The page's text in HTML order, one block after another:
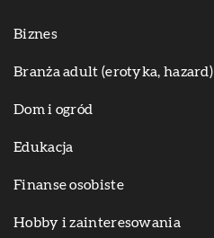
Biznes
Branża adult (erotyka, hazard)
Dom i ogród
Edukacja
Finanse osobiste
Hobby i zainteresowania